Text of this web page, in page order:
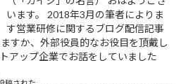
います。 2018年3月の筆者によりま
す営業研修に関するブログ配信記事
すか、外部役員的なお役目を頂戴し
アップ企業でお話をしていました